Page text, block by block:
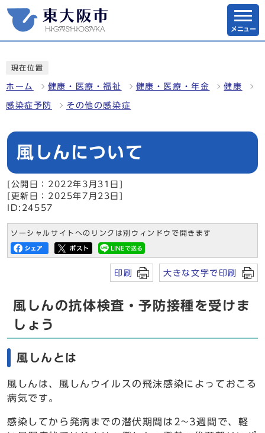
メニュー
現在位置
ホーム 健康・医療・福祉 健康・医療・年金 健康
感染症予防 その他の感染症
風しんについて
[公開日：2022年3月31日]
[更新日：2025年7月23日]
ID:24557
ソーシャルサイトへのリンクは別ウィンドウで開きます
印刷 大きな文字で印刷
風しんの抗体検査・予防接種を受けま
しょう
風しんとは
風しんは、風しんウイルスの飛沫感染によっておこる
病気です。
感染してから発病までの潜伏期間は2~3週間で、軽